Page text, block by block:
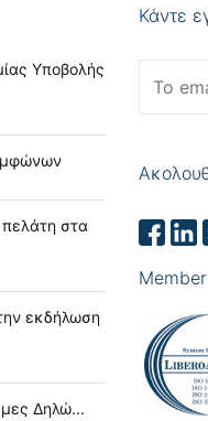
Υποβολής
στα
εκδήλωση
Δηλώ...
Κάντε